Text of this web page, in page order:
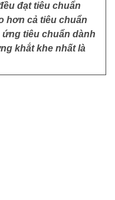
đạt tiêu chuẩn
hơn cả tiêu chuẩn
ứng tiêu chuẩn dành
khắt khe nhất là